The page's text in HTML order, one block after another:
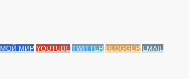
МОЙ МИР YOUTUBE TWITTER BLOGGER EMAIL